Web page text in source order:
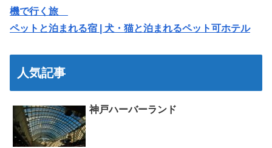
機で行く旅
ペットと泊まれる宿 | 犬・猫と泊まれるペット可ホテル
人気記事
神戸ハーバーランド